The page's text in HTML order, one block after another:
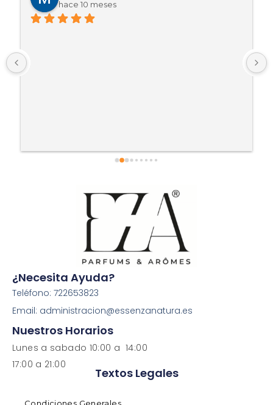
hace 10 meses
¿Necesita Ayuda?
Teléfono: 722653823
Email: administracion@essenzanatura.es
Nuestros Horarios
Lunes a sabado 10:00 a 14:00
17:00 a 21:00
Textos Legales